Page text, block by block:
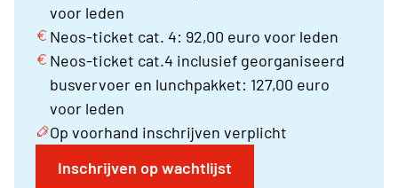
voor leden
Neos-ticket cat. 4: 92,00 euro voor leden
Neos-ticket cat.4 inclusief georganiseerd
busvervoer en lunchpakket: 127,00 euro
voor leden
Op voorhand inschrijven verplicht
Inschrijven op wachtlijst